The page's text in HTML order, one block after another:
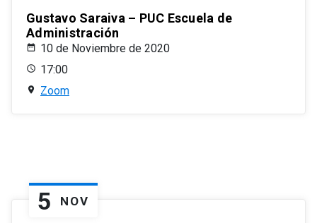
Gustavo Saraiva – PUC Escuela de
Administración
10 de Noviembre de 2020
17:00
Zoom
5 NOV